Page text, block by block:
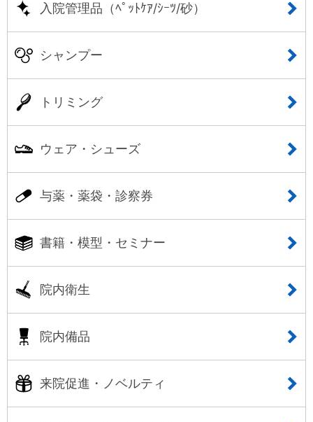
入院管理品（ﾍﾟｯﾄｹｱ/ｼｰﾂ/砂）
シャンプー
トリミング
ウェア・シューズ
与薬・薬袋・診察券
書籍・模型・セミナー
院内衛生
院内備品
来院促進・ノベルティ